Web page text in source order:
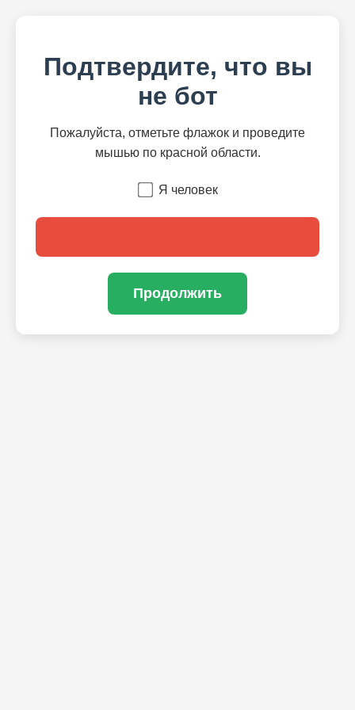
Подтвердите, что вы
не бот
Пожалуйста, отметьте флажок и проведите
мышью по красной области.
Я человек
Продолжить